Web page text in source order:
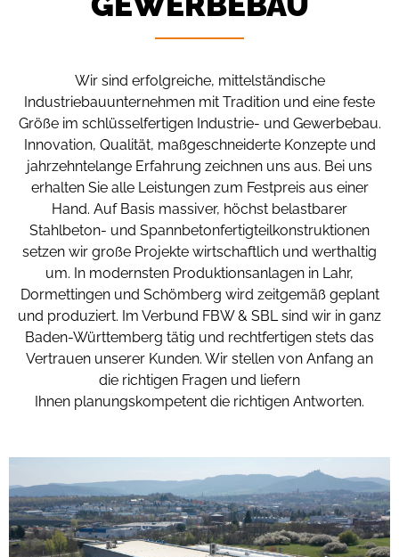
Wir sind erfolgreiche, mittelständische
Industriebauunternehmen mit Tradition und eine feste
Größe im schlüsselfertigen Industrie- und Gewerbebau.
Innovation, Qualität, maßgeschneiderte Konzepte und
jahrzehntelange Erfahrung zeichnen uns aus. Bei uns
erhalten Sie alle Leistungen zum Festpreis aus einer
Hand. Auf Basis massiver, höchst belastbarer
Stahlbeton- und Spannbetonfertigteilkonstruktionen
setzen wir große Projekte wirtschaftlich und werthaltig
um. In modernsten Produktionsanlagen in Lahr,
Dormettingen und Schömberg wird zeitgemäß geplant
und produziert. Im Verbund FBW & SBL sind wir in ganz
Baden-Württemberg tätig und rechtfertigen stets das
Vertrauen unserer Kunden. Wir stellen von Anfang an
die richtigen Fragen und liefern
Ihnen planungskompetent die richtigen Antworten.